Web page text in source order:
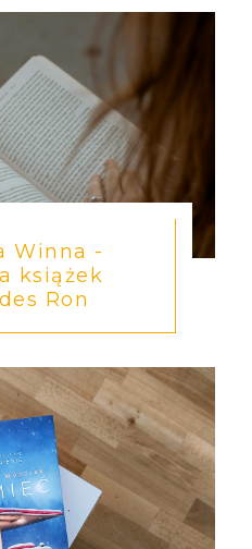
Winna -
książek
Ron